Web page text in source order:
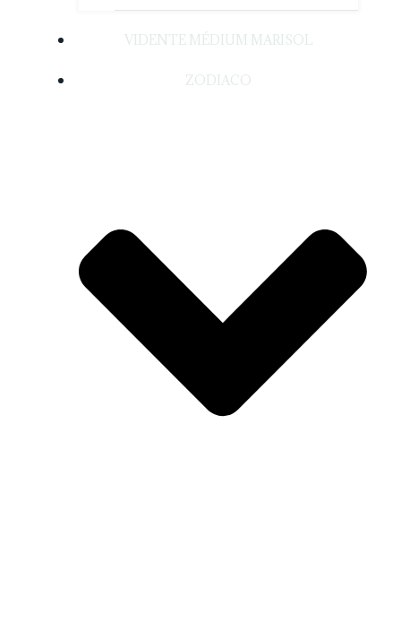
VIDENTE MÉDIUM MARISOL
ZODIACO